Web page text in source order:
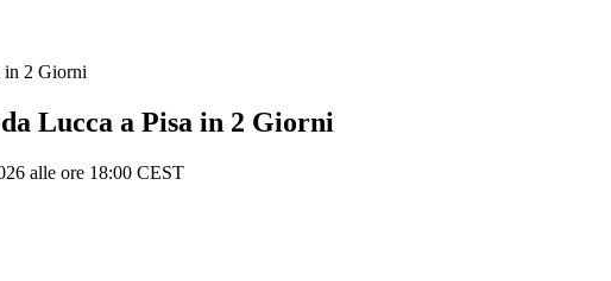
2 Giorni
Lucca a Pisa in 2 Giorni
alle ore 18:00 CEST